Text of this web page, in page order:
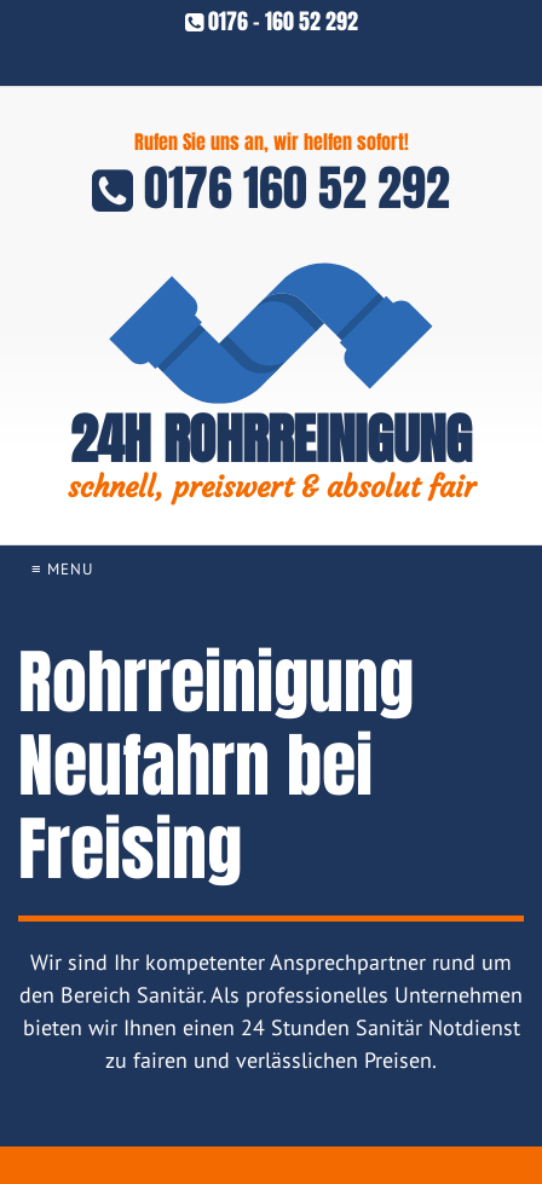
0176 - 160 52 292
Rufen Sie uns an, wir helfen sofort!
0176 160 52 292
24H ROHRREINIGUNG
schnell, preiswert & absolut fair
≡ MENU
Rohrreinigung
Neufahrn bei
Freising
Wir sind Ihr kompetenter Ansprechpartner rund um
den Bereich Sanitär. Als professionelles Unternehmen
bieten wir Ihnen einen 24 Stunden Sanitär Notdienst
zu fairen und verlässlichen Preisen.